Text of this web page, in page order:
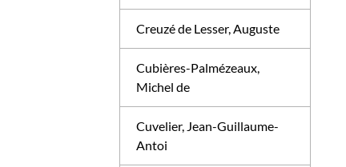
Creuzé de Lesser, Auguste
Cubières-Palmézeaux,
Michel de
Cuvelier, Jean-Guillaume-
Antoi